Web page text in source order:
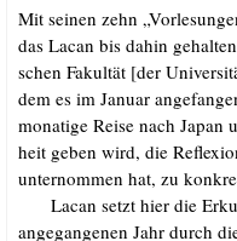
Mit sei­nen zehn
das Lacan bis dahin
schen Fakul­tät [der
dem es im Janu­ar
mo­na­ti­ge Rei­se nach
heit geben wird, die
unter­nom­men hat, zu
Lacan setzt hier die
an­ge­gan­ge­nen Jahr durch